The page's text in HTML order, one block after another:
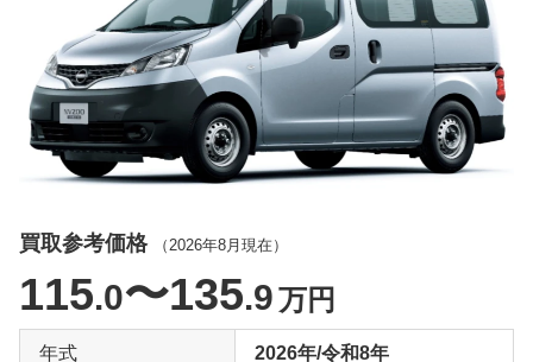
買取参考価格 （ 2026年8月 現在）
115.0〜135.9万円
年式 2026年/令和8年